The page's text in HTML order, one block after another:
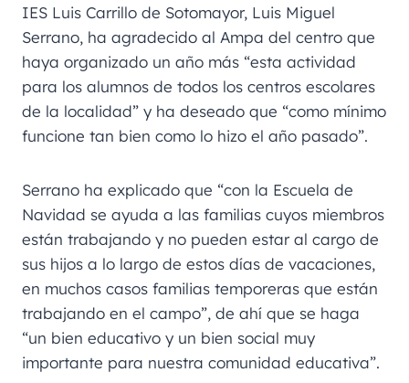
IES Luis Carrillo de Sotomayor, Luis Miguel
Serrano, ha agradecido al Ampa del centro que
haya organizado un año más “esta actividad
para los alumnos de todos los centros escolares
de la localidad” y ha deseado que “como mínimo
funcione tan bien como lo hizo el año pasado”.
Serrano ha explicado que “con la Escuela de
Navidad se ayuda a las familias cuyos miembros
están trabajando y no pueden estar al cargo de
sus hijos a lo largo de estos días de vacaciones,
en muchos casos familias temporeras que están
trabajando en el campo”, de ahí que se haga
“un bien educativo y un bien social muy
importante para nuestra comunidad educativa”.